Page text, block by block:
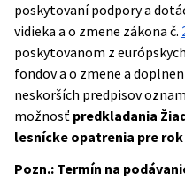
poskytovaní podpory a
vidieka a o zmene zákona č.
poskytovanom z
fondov a o zmene a
neskorších predpisov
možnosť predkladania
lesnícke opatrenia pre rok
Pozn.: Termín na